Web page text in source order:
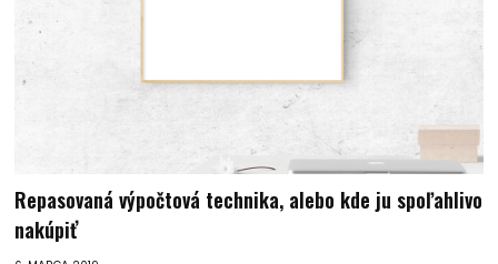
Repasovaná výpočtová technika, alebo kde ju spoľahlivo
nakúpiť